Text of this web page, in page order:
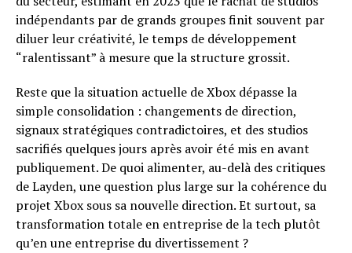
indépendants par de grands groupes finit souvent par
diluer leur créativité, le temps de développement
“ralentissant” à mesure que la structure grossit.
Reste que la situation actuelle de Xbox dépasse la
simple consolidation : changements de direction,
signaux stratégiques contradictoires, et des studios
sacrifiés quelques jours après avoir été mis en avant
publiquement. De quoi alimenter, au-delà des critiques
de Layden, une question plus large sur la cohérence du
projet Xbox sous sa nouvelle direction. Et surtout, sa
transformation totale en entreprise de la tech plutôt
qu’en une entreprise du divertissement ?